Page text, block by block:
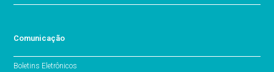
Comunicação
Boletins Eletrônicos